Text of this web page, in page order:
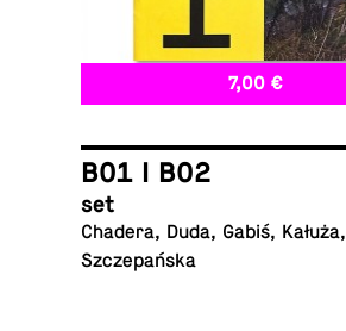
7,00 €
B01 I B02
set
Chadera, Duda, Gabiś, Kałuża,
Szczepańska